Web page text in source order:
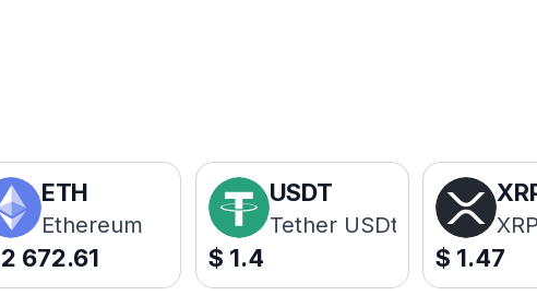
ETH
Ethereum
2 672.61
USDT
Tether USDt
$ 1.4
XRP
$ 1.47